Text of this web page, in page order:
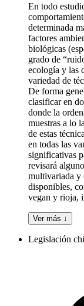
En todo
determinada
factores
biológicas
grado de
ecología y las
variedad de
De forma
clasificar en
donde la
muestras a lo
de estas
en todas las
significativas
revisará
multivariada y
disponibles,
vegan y rioja,
Ver más ↓
Legislación